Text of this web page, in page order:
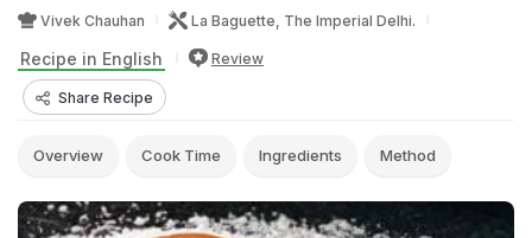
Vivek Chauhan La Baguette, The Imperial Delhi.
Recipe in English Review
Share Recipe
Overview Cook Time Ingredients Method